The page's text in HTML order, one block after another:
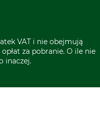
VAT i nie obejmują
za pobranie. O ile nie
inaczej.